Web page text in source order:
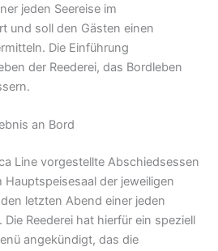
jeden Seereise im
und soll den Gästen einen
Die Einführung
der Reederei, das Bordleben
an Bord
Line vorgestellte Abschiedsessen
der jeweiligen
letzten Abend einer jeden
Reederei hat hierfür ein speziell
angekündigt, das die